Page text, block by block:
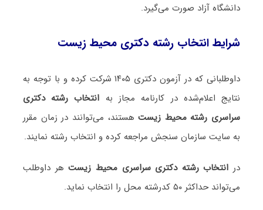
دانشگاه آزاد صورت می‌گیرد.
شرایط انتخاب رشته دکتری محیط‌ زیست
داوطلبانی که در آزمون دکتری ۱۴۰۵ شرکت کرده و با توجه به
نتایج اعلام‌شده در کارنامه مجاز به انتخاب رشته دکتری
سراسری رشته محیط‌ زیستهستند، می‌توانند در زمان مقرر
به سایت سازمان سنجش مراجعه کرده و انتخاب رشته نمایند.
در انتخاب رشته دکتری سراسری محیط‌ زیستهر داوطلب
می‌تواند حداکثر ۵۰ کدرشته محل را انتخاب نماید.